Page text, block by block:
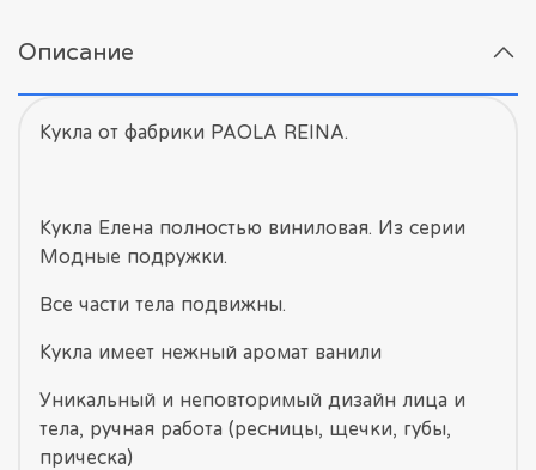
Описание
Кукла от фабрики PAOLA REINA.
Кукла Елена полностью виниловая. Из серии
Модные подружки.
Все части тела подвижны.
Кукла имеет нежный аромат ванили
Уникальный и неповторимый дизайн лица и
тела, ручная работа (ресницы, щечки, губы,
прическа)